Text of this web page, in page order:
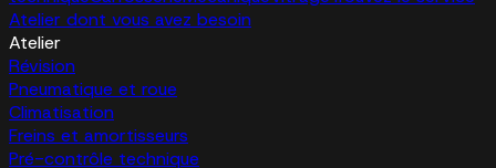
Atelier dont vous avez besoin
Atelier
Révision
Pneumatique et roue
Climatisation
Freins et amortisseurs
Pré-contrôle technique